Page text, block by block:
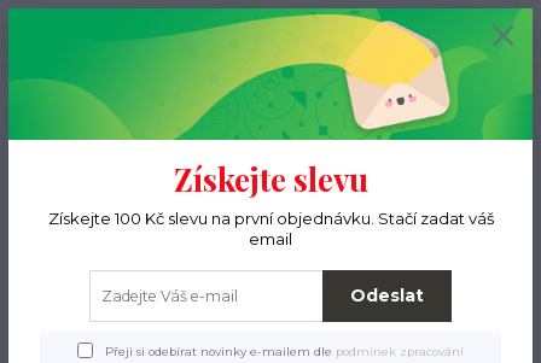
Menu
(Po-Pá, 9-15 hod.)
0 ks
0 Kč
Lékárnička HC VET Dieta Intestinal 200 g
HC VET Dieta Intestinal 200
g
Získejte slevu
Získejte 100 Kč slevu na první objednávku. Stačí zadat váš
email
Odeslat
Přeji si odebírat novinky e-mailem dle podmínek zpracování